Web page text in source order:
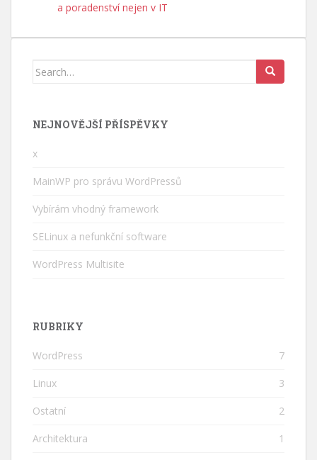
a poradenství nejen v IT
Search
NEJNOVĚJŠÍ PŘÍSPĚVKY
x
MainWP pro správu WordPressů
Vybírám vhodný framework
SELinux a nefunkční software
WordPress Multisite
RUBRIKY
WordPress 7
Linux 3
Ostatní 2
Architektura 1